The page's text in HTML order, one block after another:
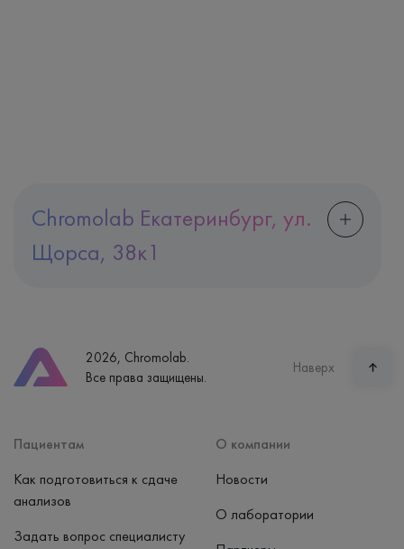
Chromolab Екатеринбург, ул.
Щорса, 38к1
Часы работы
пн-вс: 7:30-15:00
2026, Chromolab.
Все права защищены.
Наверх
Пациентам
Как подготовиться к сдаче
анализов
Задать вопрос специалисту
О компании
Новости
О лаборатории